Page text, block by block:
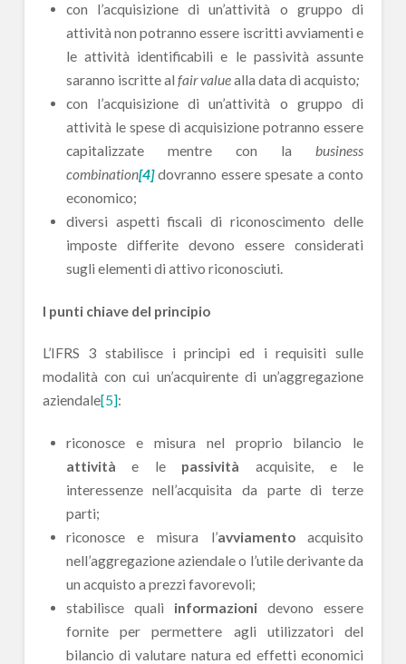
con l’acquisizione di un’attività o gruppo di
attività non potranno essere iscritti avviamenti e
le attività identificabili e le passività assunte
saranno iscritte al fair valuealla data di acquisto;
con l’acquisizione di un’attività o gruppo di
attività le spese di acquisizione potranno essere
capitalizzate mentre con labusiness
combination[4]dovranno essere spesate a conto
economico;
diversi aspetti fiscali di riconoscimento delle
imposte differite devono essere considerati
sugli elementi di attivo riconosciuti.
I punti chiave del principio
L’IFRS 3 stabilisce i principi ed i requisiti sulle
modalità con cui un’acquirente di un’aggregazione
aziendale[5]:
riconosce e misura nel proprio bilancio le
attività e le passività acquisite, e le
interessenze nell’acquisita da parte di terze
parti;
riconosce e misura l’avviamentoacquisito
nell’aggregazione aziendale o l’utile derivante da
un acquisto a prezzi favorevoli;
stabilisce quali informazionidevono essere
fornite per permettere agli utilizzatori del
bilancio di valutare natura ed effetti economici